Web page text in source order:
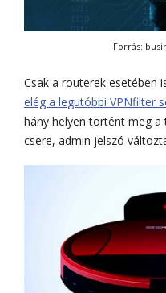
Forrás:
Csak a routerek esetében
elég a legutóbbi VPNfilter
hány helyen történt meg
csere, admin jelszó